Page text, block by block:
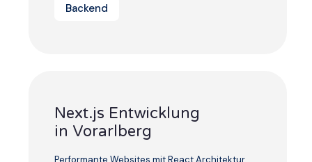
Backend
Next.js Entwicklung
in Vorarlberg
Performante Websites mit React Architektur